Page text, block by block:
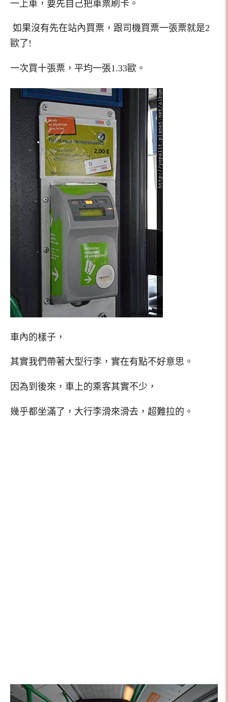
一上車，要先自己把車票刷卡。
如果沒有先在站內買票，跟司機買票一張票就是2
歐了!
一次買十張票，平均一張1.33歐。
車內的樣子，
其實我們帶著大型行李，實在有點不好意思。
因為到後來，車上的乘客其實不少，
幾乎都坐滿了，大行李滑來滑去，超難拉的。